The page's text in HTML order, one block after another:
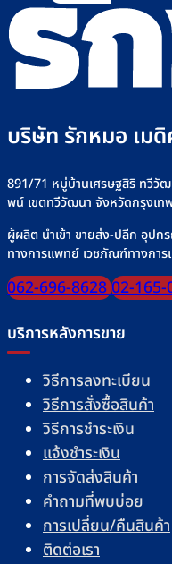
บริษัท รักหมอ เม
891/71 หมู่บ้านเศรษฐสิริ ทวีวั
พน์ เขตทวีวัฒนา จังหวัดกรุงเท
ผู้ผลิต นำเข้า ขายส่ง-ปลีก อุป
ทางการแพทย์ เวชภัณฑ์ทางกา
062-696-862802-165-
บริการหลังการขาย
วิธีการลงทะเบียน
วิธีการสั่งซื้อสินค้า
วิธีการชำระเงิน
แจ้งชำระเงิน
การจัดส่งสินค้า
คำถามที่พบบ่อย
การเปลี่ยน/คืนสินค้า
ติดต่อเรา